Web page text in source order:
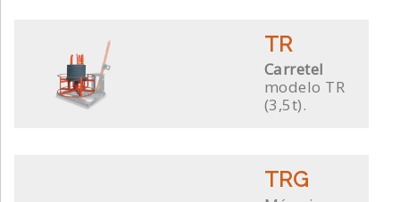
TR
Carretel
modelo TR
(3,5t).
TRG